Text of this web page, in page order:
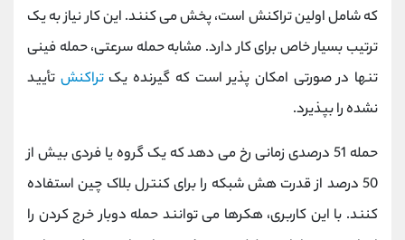
که شامل اولین تراکنش است، پخش می کنند. این کار نیاز به یک
ترتیب بسیار خاص برای کار دارد. مشابه حمله سرعتی، حمله فینی
تنها در صورتی امکان پذیر است که گیرنده یکتراکنش تأیید
نشده را بپذیرد.
حمله 51 درصدی زمانی رخ می دهد که یک گروه یا فردی بیش از
50 درصد از قدرت هش شبکه را برای کنترل بلاک چین استفاده
کنند. با این کاربری، هکرها می توانند حمله دوبار خرج کردن را